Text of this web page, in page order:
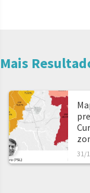
Mais
31/